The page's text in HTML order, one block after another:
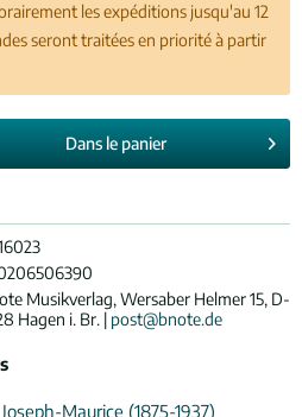
les expéditions jusqu'au 12
seront traitées en priorité à partir
Dans le panier
Musikverlag, Wersaber Helmer 15, D-
Hagen i. Br. | post@bnote.de
Maurice (1875-1937)